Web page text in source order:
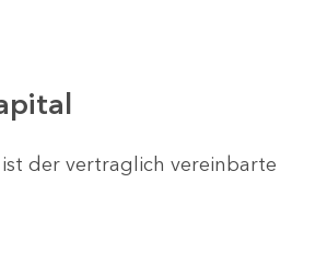
der vertraglich vereinbarte